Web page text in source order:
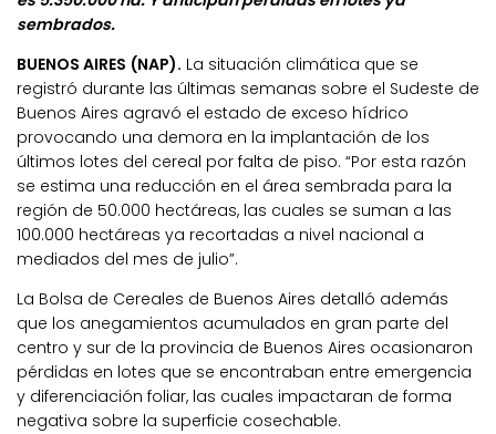
sembrados.
BUENOS AIRES (NAP). La situación climática que se
registró durante las últimas semanas sobre el Sudeste de
Buenos Aires agravó el estado de exceso hídrico
provocando una demora en la implantación de los
últimos lotes del cereal por falta de piso. “Por esta razón
se estima una reducción en el área sembrada para la
región de 50.000 hectáreas, las cuales se suman a las
100.000 hectáreas ya recortadas a nivel nacional a
mediados del mes de julio”.
La Bolsa de Cereales de Buenos Aires detalló además
que los anegamientos acumulados en gran parte del
centro y sur de la provincia de Buenos Aires ocasionaron
pérdidas en lotes que se encontraban entre emergencia
y diferenciación foliar, las cuales impactaran de forma
negativa sobre la superficie cosechable.